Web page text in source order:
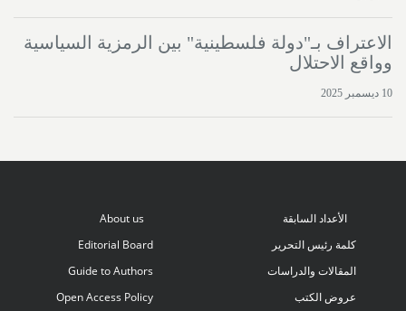
الاعتراف بـ"دولة فلسطينية" بين الرمزية السياسية
وواقع الاحتلال
10 ديسمبر 2025
الأعداد السابقة
كلمة رئيس التحرير
المقالات والدراسات
عروض الكتب
About us
Editorial Board
Guide to Authors
Open Access Policy